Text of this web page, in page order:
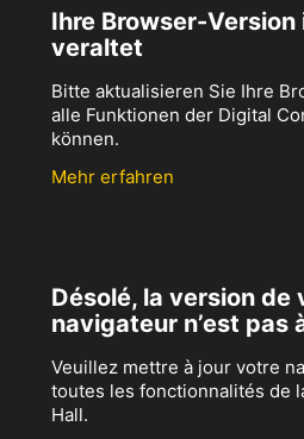
Ihre Browser-
veraltet
Bitte aktualisieren Sie Ihre
alle Funktionen der Digital
können.
Mehr erfahren
Désolé, la version de
navigateur n’est pas
Veuillez mettre à jour votre
toutes les fonctionnalités de
Hall.